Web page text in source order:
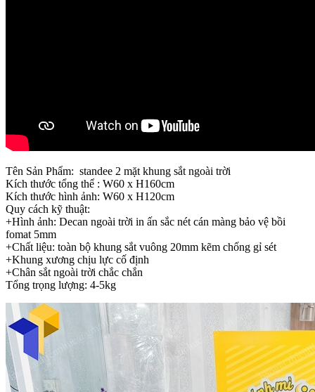
Tên Sản Phẩm: standee 2 mặt khung sắt ngoài trời
Kích thước tổng thể : W60 x H160cm
Kích thước hình ảnh: W60 x H120cm
Quy cách kỹ thuật:
+Hình ảnh: Decan ngoài trời in ấn sắc nét cán màng bảo vệ bồi
fomat 5mm
+Chất liệu: toàn bộ khung sắt vuông 20mm kẽm chống gỉ sét
+Khung xương chịu lực cố định
+Chân sắt ngoài trời chắc chắn
Tổng trọng lượng: 4-5kg